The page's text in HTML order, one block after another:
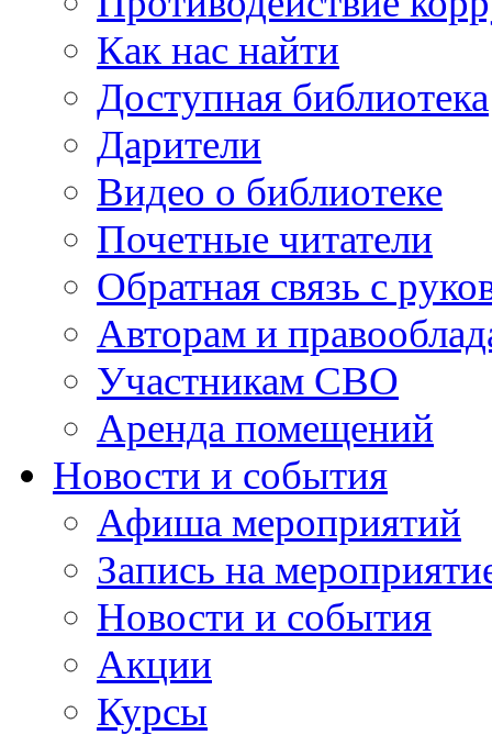
Как нас найти
Доступная библиотека
Дарители
Видео о библиотеке
Почетные читатели
Обратная связь с
Авторам и
Участникам СВО
Аренда помещений
Новости и события
Афиша мероприятий
Запись на
Новости и события
Акции
Курсы